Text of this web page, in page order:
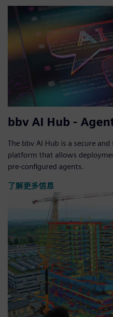
bbv AI Hub -
The bbv AI Hub is a secure
platform that allows
pre-configured agents.
了解更多信息